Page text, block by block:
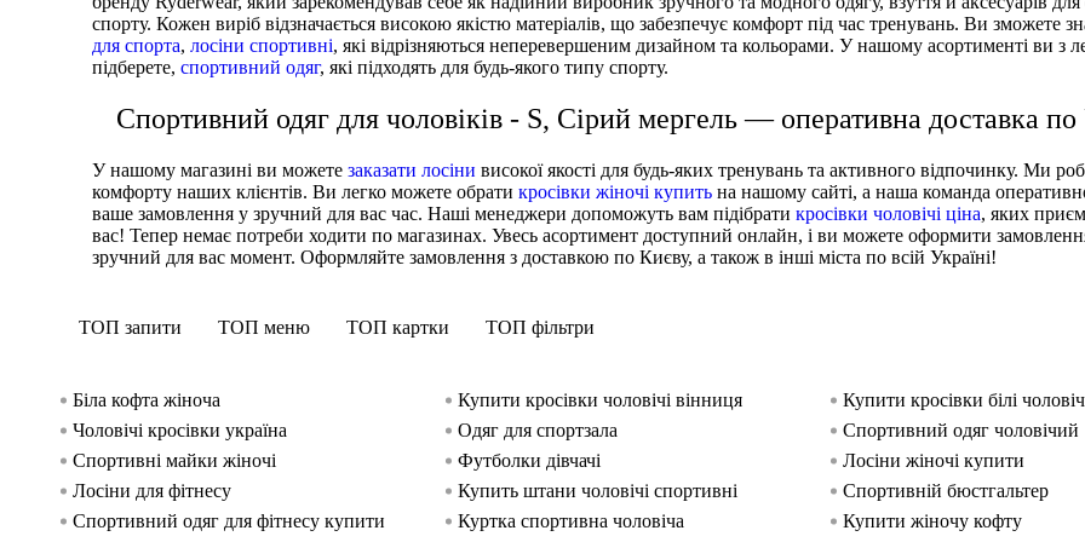
спорту. Кожен виріб відзначається високою якістю матеріалів, що забезпечує комфорт під час тренувань. Ви зможете
для спорта,лосіни спортивні, які відрізняються неперевершеним дизайном та кольорами. У нашому асортименті ви з
підберете,спортивний одяг, які підходять для будь-якого типу спорту.
Спортивний одяг для чоловіків - S, Сірий мергель — оперативна доставка по
У нашому магазині ви можетезаказати лосіни високої якості для будь-яких тренувань та активного відпочинку. Ми
комфорту наших клієнтів. Ви легко можете обратикросівки жіночі купить на нашому сайті, а наша команда
ваше замовлення у зручний для вас час. Наші менеджери допоможуть вам підібратикросівки чоловічі ціна, яких
вас! Тепер немає потреби ходити по магазинах. Увесь асортимент доступний онлайн, і ви можете оформити
зручний для вас момент. Оформляйте замовлення з доставкою по Києву, а також в інші міста по всій Україні!
ТОП запити ТОП меню ТОП картки ТОП фільтри
Біла кофта жіноча Купити кросівки чоловічі вінниця
Купити кросівки білі
Чоловічі кросівки україна
Одяг для спортзала
Спортивний одяг чоловічий
Спортивні майки жіночі
Футболки дівчачі
Лосіни жіночі купити
Лосіни для фітнесу
Купить штани чоловічі спортивні
Спортивній бюстгальтер
Спортивний одяг для фітнесу купити
Куртка спортивна чоловіча
Купити жіночу кофту